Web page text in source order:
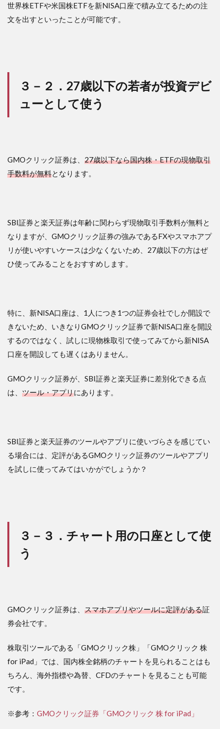
世界株ETFや米国株ETFを新NISA口座で積み立てるための注
文を出すといったことが可能です。
３－２．27歳以下の若者が投資デビ
ューとして使う
GMOクリック証券は、 27歳以下なら国内株・ETFの現物取引
手数料が無料となります。
SBI証券と楽天証券は年齢に関わらず現物取引手数料が無料と
なりますが、GMOクリック証券の強みであるFXやスマホアプ
リが使いやすいケースは少なくないため、27歳以下の方はぜ
ひ使ってみることをおすすめします。
特に、新NISA口座は、1人につき1つの証券会社でしか開設で
きないため、いきなりGMOクリック証券で新NISA口座を開設
するのではなく、試しに現物株取引で使ってみてから新NISA
口座を開設しても遅くはありません。
GMOクリック証券が、SBI証券と楽天証券に差別化できる点
は、 ツール・アプリにあります。
SBI証券と楽天証券のツールやアプリに使いづらさを感じてい
る場合には、定評があるGMOクリック証券のツールやアプリ
を試しに使ってみてはいかがでしょうか？
３－３．チャート用の口座として使
う
GMOクリック証券は、 スマホアプリやツールに定評がある証
券会社です。
株取引ツールである「GMOクリック株」「GMOクリック 株
for iPad」では、国内株全銘柄のチャートを見られることはも
ちろん、海外指標や為替、CFDのチャートを見ることも可能
です。
※参考： GMOクリック証券「GMOクリック 株 for iPad」